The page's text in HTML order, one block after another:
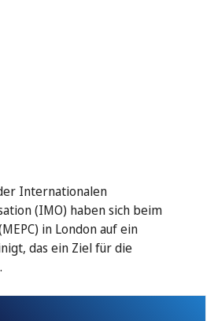
Internationalen
(IMO) haben sich beim
in London auf ein
das ein Ziel für die